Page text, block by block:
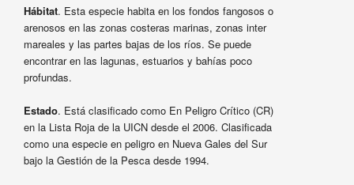
Hábitat. Esta especie habita en los fondos fangosos o
arenosos en las zonas costeras marinas, zonas inter
mareales y las partes bajas de los ríos. Se puede
encontrar en las lagunas, estuarios y bahías poco
profundas.
Estado. Está clasificado como En Peligro Crítico (CR)
en la Lista Roja de la UICN desde el 2006. Clasificada
como una especie en peligro en Nueva Gales del Sur
bajo la Gestión de la Pesca desde 1994.